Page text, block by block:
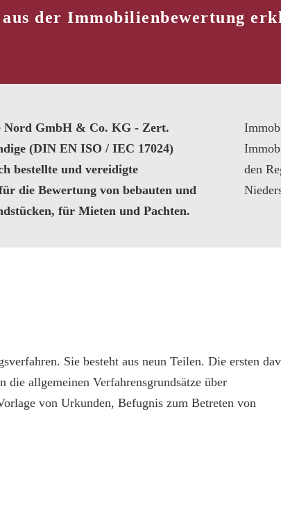
der Immobilienbewertung
Nord GmbH & Co. KG - Zert.
(DIN EN ISO / IEC 17024)
bestellte und vereidigte
die Bewertung von bebauten und
für Mieten und Pachten.
den
Sie besteht aus neun Teilen. Die ersten
die allgemeinen Verfahrensgrundsätze über
von Urkunden, Befugnis zum Betreten von